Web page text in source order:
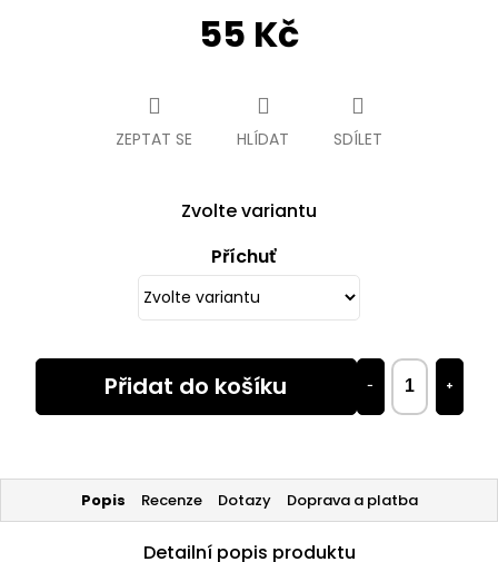
55 Kč
Zvolte variantu
Příchuť
+
−
Přidat do košíku
ZEPTAT SE HLÍDAT SDÍLET
Popis Recenze Dotazy Doprava a platba
Detailní popis produktu